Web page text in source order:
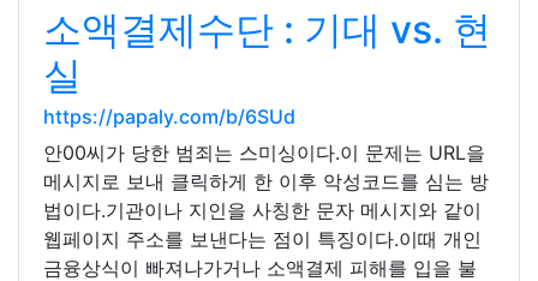
소액결제수단 : 기대 vs. 현
실
https://papaly.com/b/6SUd
안00씨가 당한 범죄는 스미싱이다.이 문제는 URL을
메시지로 보내 클릭하게 한 이후 악성코드를 심는 방
법이다.기관이나 지인을 사칭한 문자 메시지와 같이
웹페이지 주소를 보낸다는 점이 특징이다.이때 개인
금융상식이 빠져나가거나 소액결제 피해를 입을 불